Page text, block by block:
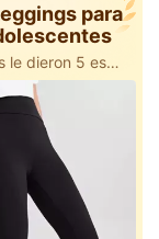
para
500+ usuarios le dieron 5 estrellas